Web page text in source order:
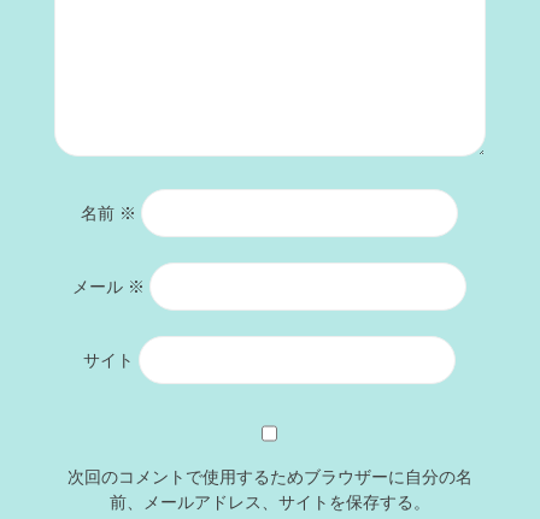
名前 ※
メール ※
サイト
次回のコメントで使用するためブラウザーに自分の名
前、メールアドレス、サイトを保存する。